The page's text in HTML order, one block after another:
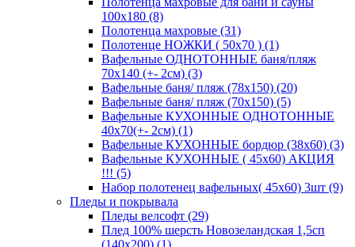
100х180 (8)
Полотенца махровые (31)
Полотенце НОЖКИ ( 50х70 ) (1)
Вафельные ОДНОТОННЫЕ баня/пляж
70х140 (+- 2см) (3)
Вафельные баня/ пляж (78х150) (20)
Вафельные баня/ пляж (70х150) (5)
Вафельные КУХОННЫЕ ОДНОТОННЫЕ
40х70(+- 2см) (1)
Вафельные КУХОННЫЕ бордюр (38х60) (3)
Вафельные КУХОННЫЕ ( 45х60) АКЦИЯ
!!! (5)
Набор полотенец вафельных( 45х60) 3шт (9)
Пледы и покрывала
Пледы велсофт (29)
Плед 100% шерсть Новозеландская 1,5сп
(140х200) (1)